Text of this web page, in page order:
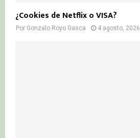
¿Cookies de Netflix o VISA?
Por Gonzalo Royo Gasca 4 agosto, 2026